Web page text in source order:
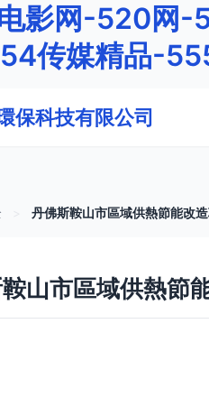
影网-520网-
传媒精品-
保科技有限公司
丹佛斯鞍山市區域供熱節能改
山市區域供熱節